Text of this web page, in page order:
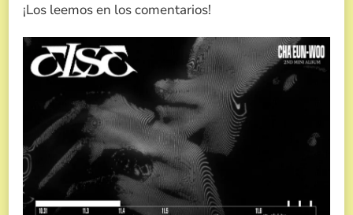
¡Los leemos en los comentarios!